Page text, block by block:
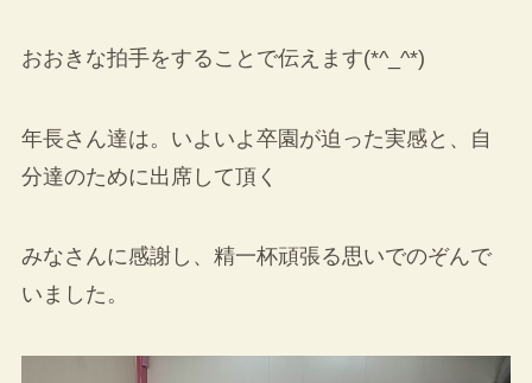
おおきな拍手をすることで伝えます(*^_^*)
年長さん達は。いよいよ卒園が迫った実感と、自
分達のために出席して頂く
みなさんに感謝し、精一杯頑張る思いでのぞんで
いました。